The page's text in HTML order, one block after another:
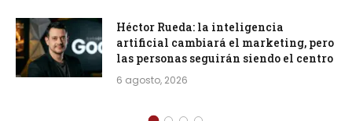
Héctor Rueda: la inteligencia
artificial cambiará el marketing, pero
las personas seguirán siendo el centro
6 agosto, 2026